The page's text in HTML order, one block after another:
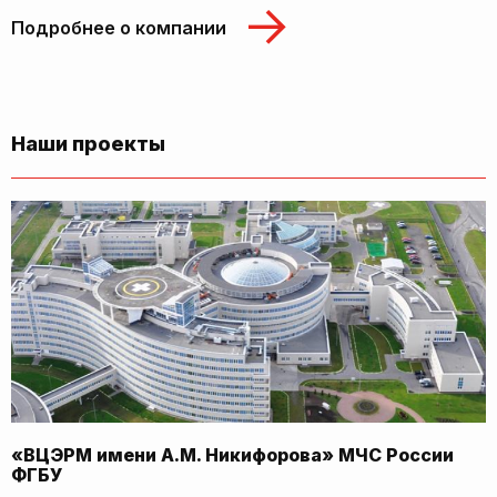
Подробнее о компании
Наши проекты
«ВЦЭРМ имени А.М. Никифорова» МЧС России
ФГБУ